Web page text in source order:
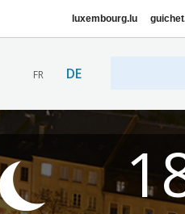
luxembourg.lu
FR DE